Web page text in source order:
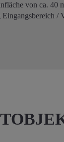
von ca. 40
/